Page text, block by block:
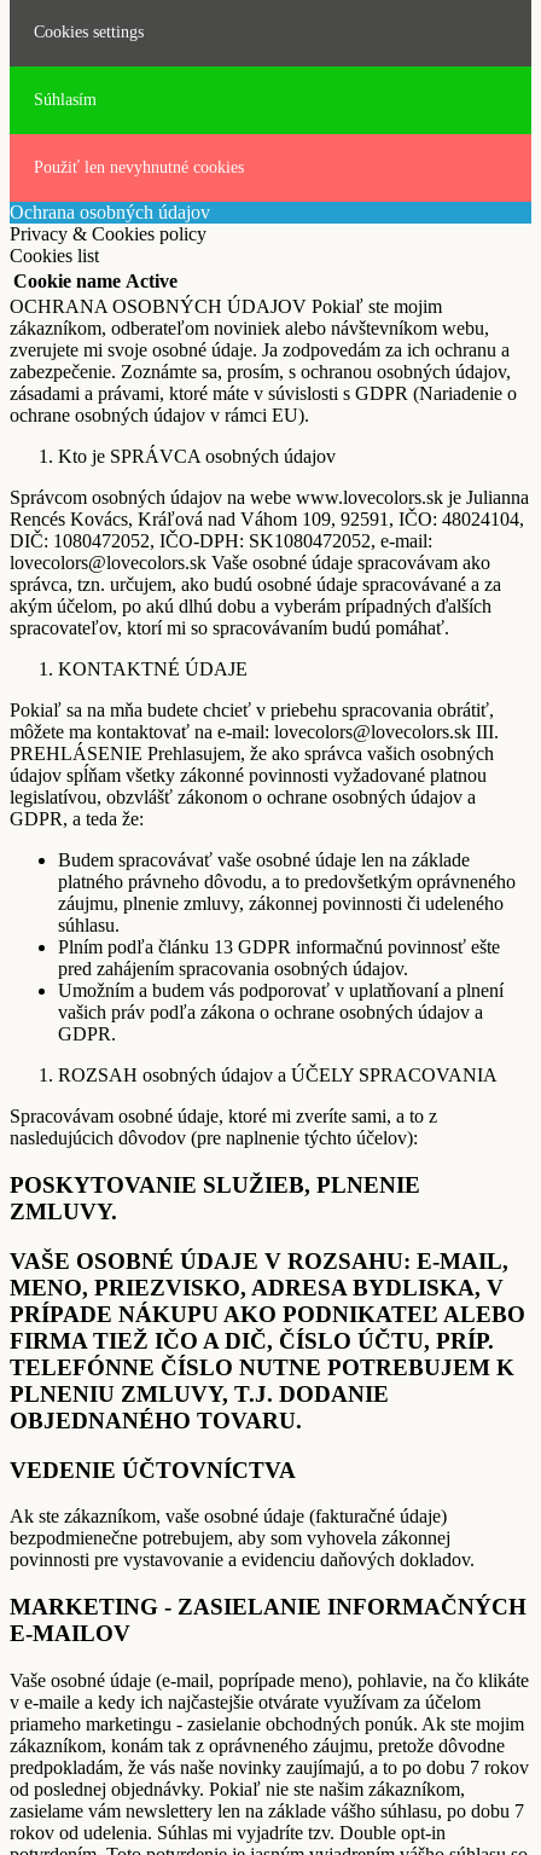
Cookies settings
Súhlasím
Použiť len nevyhnutné cookies
Ochrana osobných údajov
Privacy & Cookies policy
Cookies list
Cookie name Active
OCHRANA OSOBNÝCH ÚDAJOV Pokiaľ ste mojim
zákazníkom, odberateľom noviniek alebo návštevníkom webu,
zverujete mi svoje osobné údaje. Ja zodpovedám za ich ochranu a
zabezpečenie. Zoznámte sa, prosím, s ochranou osobných údajov,
zásadami a právami, ktoré máte v súvislosti s GDPR (Nariadenie o
ochrane osobných údajov v rámci EU).
Kto je SPRÁVCA osobných údajov
Správcom osobných údajov na webe www.lovecolors.sk je Julianna
Rencés Kovács, Kráľová nad Váhom 109, 92591, IČO: 48024104,
DIČ: 1080472052, IČO-DPH: SK1080472052, e-mail:
lovecolors@lovecolors.sk Vaše osobné údaje spracovávam ako
správca, tzn. určujem, ako budú osobné údaje spracovávané a za
akým účelom, po akú dlhú dobu a vyberám prípadných ďalších
spracovateľov, ktorí mi so spracovávaním budú pomáhať.
KONTAKTNÉ ÚDAJE
Pokiaľ sa na mňa budete chcieť v priebehu spracovania obrátiť,
môžete ma kontaktovať na e-mail: lovecolors@lovecolors.sk III.
PREHLÁSENIE Prehlasujem, že ako správca vašich osobných
údajov spĺňam všetky zákonné povinnosti vyžadované platnou
legislatívou, obzvlášť zákonom o ochrane osobných údajov a
GDPR, a teda že:
Budem spracovávať vaše osobné údaje len na základe
platného právneho dôvodu, a to predovšetkým oprávneného
záujmu, plnenie zmluvy, zákonnej povinnosti či udeleného
súhlasu.
Plním podľa článku 13 GDPR informačnú povinnosť ešte
pred zahájením spracovania osobných údajov.
Umožním a budem vás podporovať v uplatňovaní a plnení
vašich práv podľa zákona o ochrane osobných údajov a
GDPR.
ROZSAH osobných údajov a ÚČELY SPRACOVANIA
Spracovávam osobné údaje, ktoré mi zveríte sami, a to z
nasledujúcich dôvodov (pre naplnenie týchto účelov):
POSKYTOVANIE SLUŽIEB, PLNENIE
ZMLUVY.
VAŠE OSOBNÉ ÚDAJE V ROZSAHU: E-MAIL,
MENO, PRIEZVISKO, ADRESA BYDLISKA, V
PRÍPADE NÁKUPU AKO PODNIKATEĽ ALEBO
FIRMA TIEŽ IČO A DIČ, ČÍSLO ÚČTU, PRÍP.
TELEFÓNNE ČÍSLO NUTNE POTREBUJEM K
PLNENIU ZMLUVY, T.J. DODANIE
OBJEDNANÉHO TOVARU.
VEDENIE ÚČTOVNÍCTVA
Ak ste zákazníkom, vaše osobné údaje (fakturačné údaje)
bezpodmienečne potrebujem, aby som vyhovela zákonnej
povinnosti pre vystavovanie a evidenciu daňových dokladov.
MARKETING - ZASIELANIE INFORMAČNÝCH
E-MAILOV
Vaše osobné údaje (e-mail, poprípade meno), pohlavie, na čo klikáte
v e-maile a kedy ich najčastejšie otvárate využívam za účelom
priameho marketingu - zasielanie obchodných ponúk. Ak ste mojim
zákazníkom, konám tak z oprávneného záujmu, pretože dôvodne
predpokladám, že vás naše novinky zaujímajú, a to po dobu 7 rokov
od poslednej objednávky. Pokiaľ nie ste našim zákazníkom,
zasielame vám newslettery len na základe vášho súhlasu, po dobu 7
rokov od udelenia. Súhlas mi vyjadríte tzv. Double opt-in